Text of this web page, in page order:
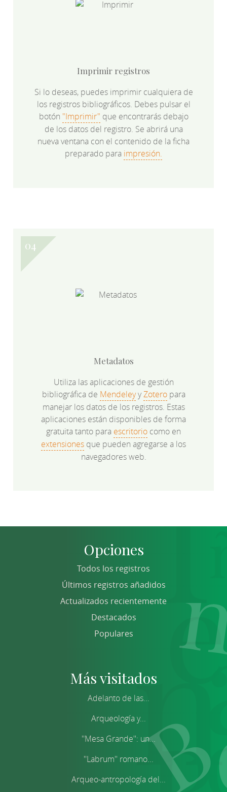
Imprimir registros
Si lo deseas, puedes imprimir cualquiera de
los registros bibliográficos. Debes pulsar el
botón "Imprimir" que encontrarás debajo
de los datos del registro. Se abrirá una
nueva ventana con el contenido de la ficha
preparado para impresión.
Metadatos
Utiliza las aplicaciones de gestión
bibliográfica de MendeleyyZoteropara
manejar los datos de los registros. Estas
aplicaciones están disponibles de forma
gratuita tanto para escritorio como en
extensiones que pueden agregarse a los
navegadores web.
Opciones
Todos los registros
Últimos registros añadidos
Actualizados recientemente
Destacados
Populares
Más visitados
Adelanto de las...
Arqueología y...
''Mesa Grande'': un...
''Labrum'' romano...
Arqueo-antropología del...